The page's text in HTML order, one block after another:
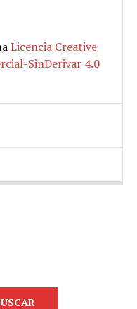
Licencia Creative
SinDerivar 4.0